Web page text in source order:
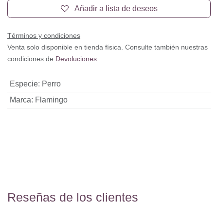
Añadir a lista de deseos
Términos y condiciones
Venta solo disponible en tienda física. Consulte también
nuestras condiciones deDevoluciones
Especie: Perro
Marca :Flamingo
Reseñas de los clientes